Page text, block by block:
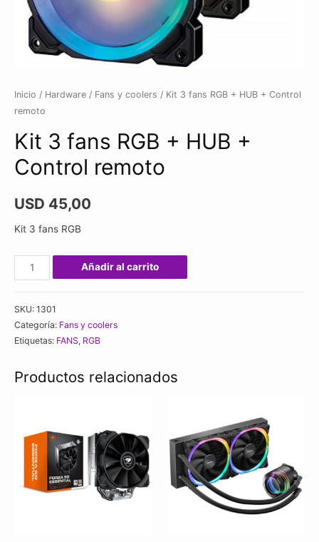
Inicio / Hardware / Fans y coolers / Kit 3 fans RGB + HUB + Control
remoto
Kit 3 fans RGB + HUB +
Control remoto
USD 45,00
Kit 3 fans RGB
3
RGB
+
Añadir al carrito
SKU: 1301
Categoría: Fans y coolers
Etiquetas: FANS, RGB
Productos relacionados